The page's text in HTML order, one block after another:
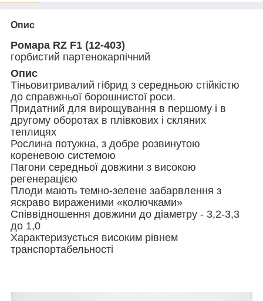
Опис
Ромара RZ F1 (12-403)
горбистий партенокарпічний
Опис
Тіньовитривалий гібрид з середньою стійкістю
до справжньої борошнистої роси.
Придатний для вирощування в першому і в
другому оборотах в плівкових і скляних
теплицях
Рослина потужна, з добре розвинутою
кореневою системою
Пагони середньої довжини з високою
регенерацією
Плоди мають темно-зелене забарвлення з
яскраво вираженими «колючками»
Співвідношення довжини до діаметру - 3,2-3,3
до 1,0
Характеризується високим рівнем
транспортабельності